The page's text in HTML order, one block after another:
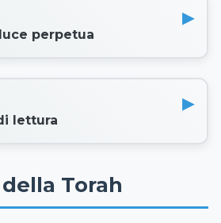
perpetua
lettura
Torah